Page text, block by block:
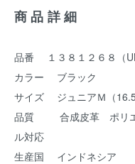
商品詳細
品番 １３８１２６８（
カラー ブラック
サイズ ジュニアＭ（16.5
品質 合成皮革 ポリエ
ル対応
生産国 インドネシア